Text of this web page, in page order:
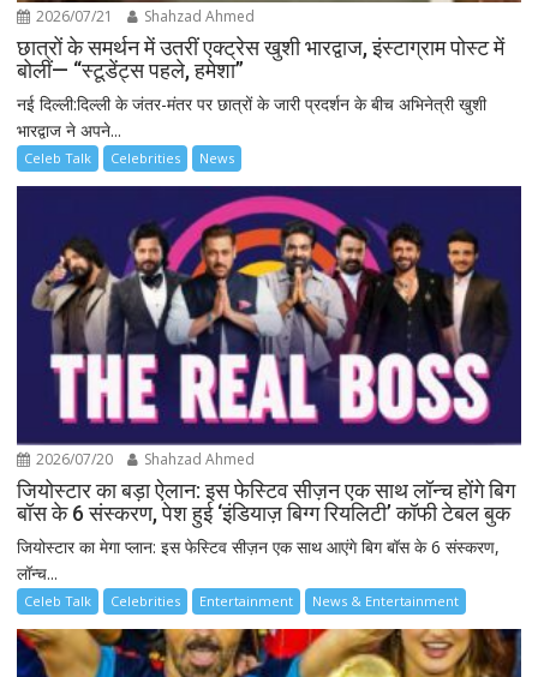
2026/07/21 Shahzad Ahmed
छात्रों के समर्थन में उतरीं एक्ट्रेस खुशी भारद्वाज, इंस्टाग्राम पोस्ट में
बोलीं— “स्टूडेंट्स पहले, हमेशा”
नई दिल्ली:दिल्ली के जंतर-मंतर पर छात्रों के जारी प्रदर्शन के बीच अभिनेत्री खुशी
भारद्वाज ने अपने...
Celeb Talk Celebrities News
2026/07/20 Shahzad Ahmed
जियोस्टार का बड़ा ऐलान: इस फेस्टिव सीज़न एक साथ लॉन्च होंगे बिग
बॉस के 6 संस्करण, पेश हुई ‘इंडियाज़ बिग्ग रियलिटी’ कॉफी टेबल बुक
जियोस्टार का मेगा प्लान: इस फेस्टिव सीज़न एक साथ आएंगे बिग बॉस के 6 संस्करण,
लॉन्च...
Celeb Talk Celebrities Entertainment News & Entertainment